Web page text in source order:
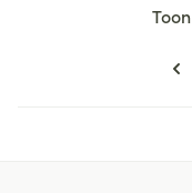
Toon